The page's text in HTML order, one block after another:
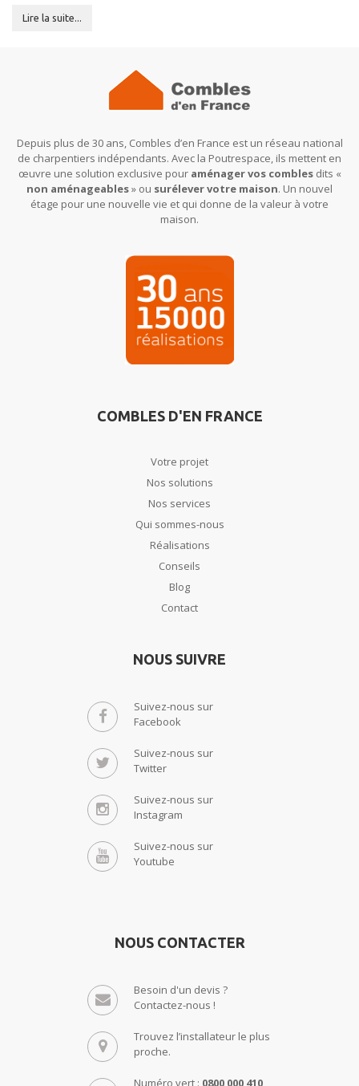
Lire la suite...
Depuis plus de 30 ans, Combles d’en France est un réseau national
de charpentiers indépendants. Avec la Poutrespace, ils mettent en
œuvre une solution exclusive pour aménager vos comblesdits «
non aménageables» ou surélever votre maison. Un nouvel
étage pour une nouvelle vie et qui donne de la valeur à votre
maison.
COMBLES D'EN FRANCE
Votre projet
Nos solutions
Nos services
Qui sommes-nous
Réalisations
Conseils
Blog
Contact
NOUS SUIVRE
Suivez-nous sur
Facebook
Suivez-nous sur
Twitter
Suivez-nous sur
Instagram
Suivez-nous sur
Youtube
NOUS CONTACTER
Besoin d'un devis ?
Contactez-nous !
Trouvez l’installateur le plus
proche.
Numéro vert : 0800 000 410